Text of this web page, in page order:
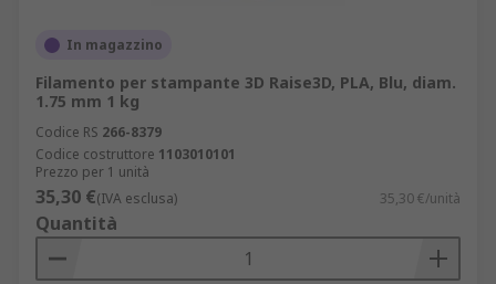
In magazzino
Filamento per stampante 3D Raise3D, PLA, Blu, diam.
1.75 mm 1 kg
Codice RS 266-8379
Codice costruttore 1103010101
Prezzo per 1 unità
35,30 €(IVA esclusa) 35,30 €/unità
Quantità